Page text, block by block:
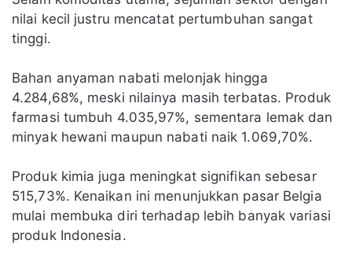
nilai kecil justru mencatat pertumbuhan sangat
tinggi.
Bahan anyaman nabati melonjak hingga
4.284,68%, meski nilainya masih terbatas. Produk
farmasi tumbuh 4.035,97%, sementara lemak dan
minyak hewani maupun nabati naik 1.069,70%.
Produk kimia juga meningkat signifikan sebesar
515,73%. Kenaikan ini menunjukkan pasar Belgia
mulai membuka diri terhadap lebih banyak variasi
produk Indonesia.